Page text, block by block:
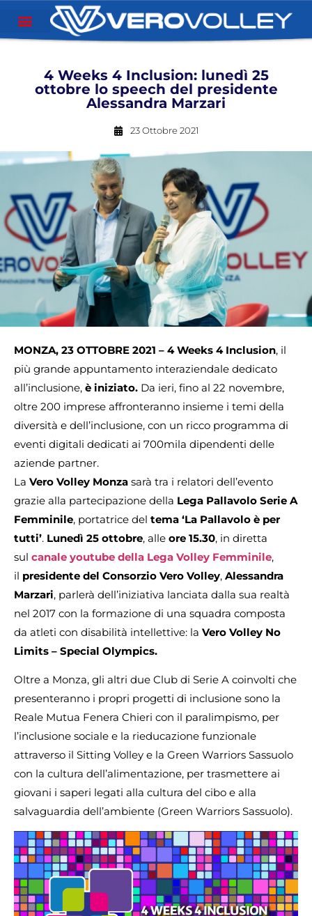
4 Weeks 4 Inclusion: lunedì 25
ottobre lo speech del presidente
Alessandra Marzari
23 Ottobre 2021
MONZA, 23 OTTOBRE 2021 – 4 Weeks 4 Inclusion, il
più grande appuntamento interaziendale dedicato
all’inclusione, è iniziato. Da ieri, fino al 22 novembre,
oltre 200 imprese affronteranno insieme i temi della
diversità e dell’inclusione, con un ricco programma di
eventi digitali dedicati ai 700mila dipendenti delle
aziende partner.
La Vero Volley Monza sarà tra i relatori dell’evento
grazie alla partecipazione della Lega Pallavolo Serie A
Femminile, portatrice del tema ‘La Pallavolo è per
tutti’. Lunedì 25 ottobre, alle ore 15.30, in diretta
sul canale youtube della Lega Volley Femminile,
il presidente del Consorzio Vero Volley, Alessandra
Marzari, parlerà dell’iniziativa lanciata dalla sua realtà
nel 2017 con la formazione di una squadra composta
da atleti con disabilità intellettive: la Vero Volley No
Limits – Special Olympics.
Oltre a Monza, gli altri due Club di Serie A coinvolti che
presenteranno i propri progetti di inclusione sono la
Reale Mutua Fenera Chieri con il paralimpismo, per
l’inclusione sociale e la rieducazione funzionale
attraverso il Sitting Volley e la Green Warriors Sassuolo
con la cultura dell’alimentazione, per trasmettere ai
giovani i saperi legati alla cultura del cibo e alla
salvaguardia dell’ambiente (Green Warriors Sassuolo).